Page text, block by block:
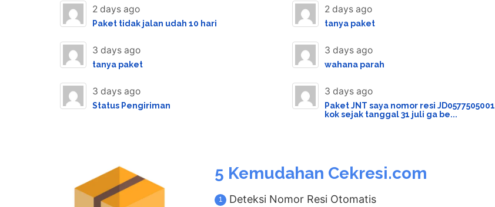
2 days ago
Paket tidak jalan udah 10 hari
2 days ago
tanya paket
3 days ago
tanya paket
3 days ago
wahana parah
3 days ago
Status Pengiriman
3 days ago
Paket JNT saya nomor resi JD0577505001
kok sejak tanggal 31 juli ga be...
5 Kemudahan Cekresi.com
1 Deteksi Nomor Resi Otomatis